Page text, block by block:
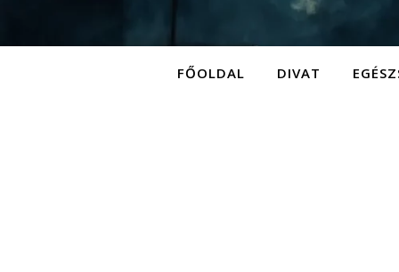
FŐOLDAL DIVAT